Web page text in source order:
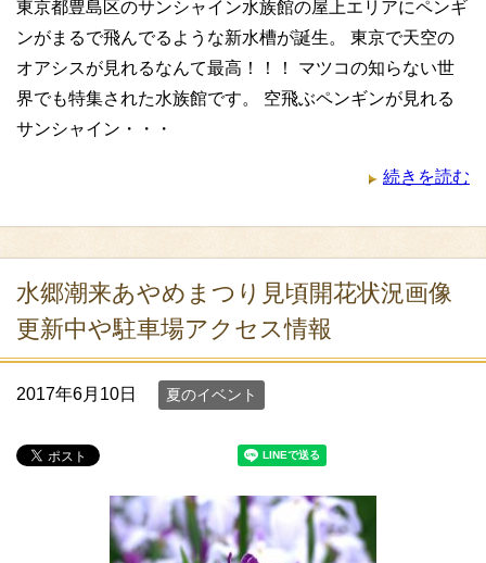
東京都豊島区のサンシャイン水族館の屋上エリアにペンギ
ンがまるで飛んでるような新水槽が誕生。 東京で天空の
オアシスが見れるなんて最高！！！ マツコの知らない世
界でも特集された水族館です。 空飛ぶペンギンが見れる
サンシャイン・・・
続きを読む
水郷潮来あやめまつり見頃開花状況画像
更新中や駐車場アクセス情報
2017年6月10日 夏のイベント